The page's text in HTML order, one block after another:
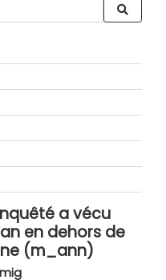
a vécu
en dehors de
(m_ann)